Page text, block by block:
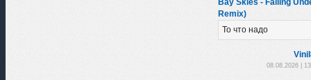
Bay Skies - Falling
Remix)
То что надо
08.08.2026 |